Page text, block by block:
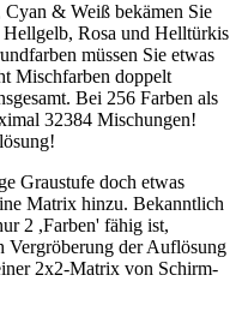
& Weiß bekämen Sie
Rosa und Helltürkis
müssen Sie etwas
Mischfarben doppelt
Bei 256 Farben als
32384 Mischungen!
Graustufe doch etwas
Matrix hinzu. Bekanntlich
2 ,Farben' fähig ist,
Vergröberung der Auflösung
2x2-Matrix von Schirm-